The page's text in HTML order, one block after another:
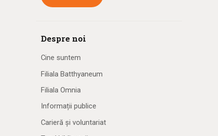
Despre noi
Cine suntem
Filiala Batthyaneum
Filiala Omnia
Informații publice
Carieră și voluntariat